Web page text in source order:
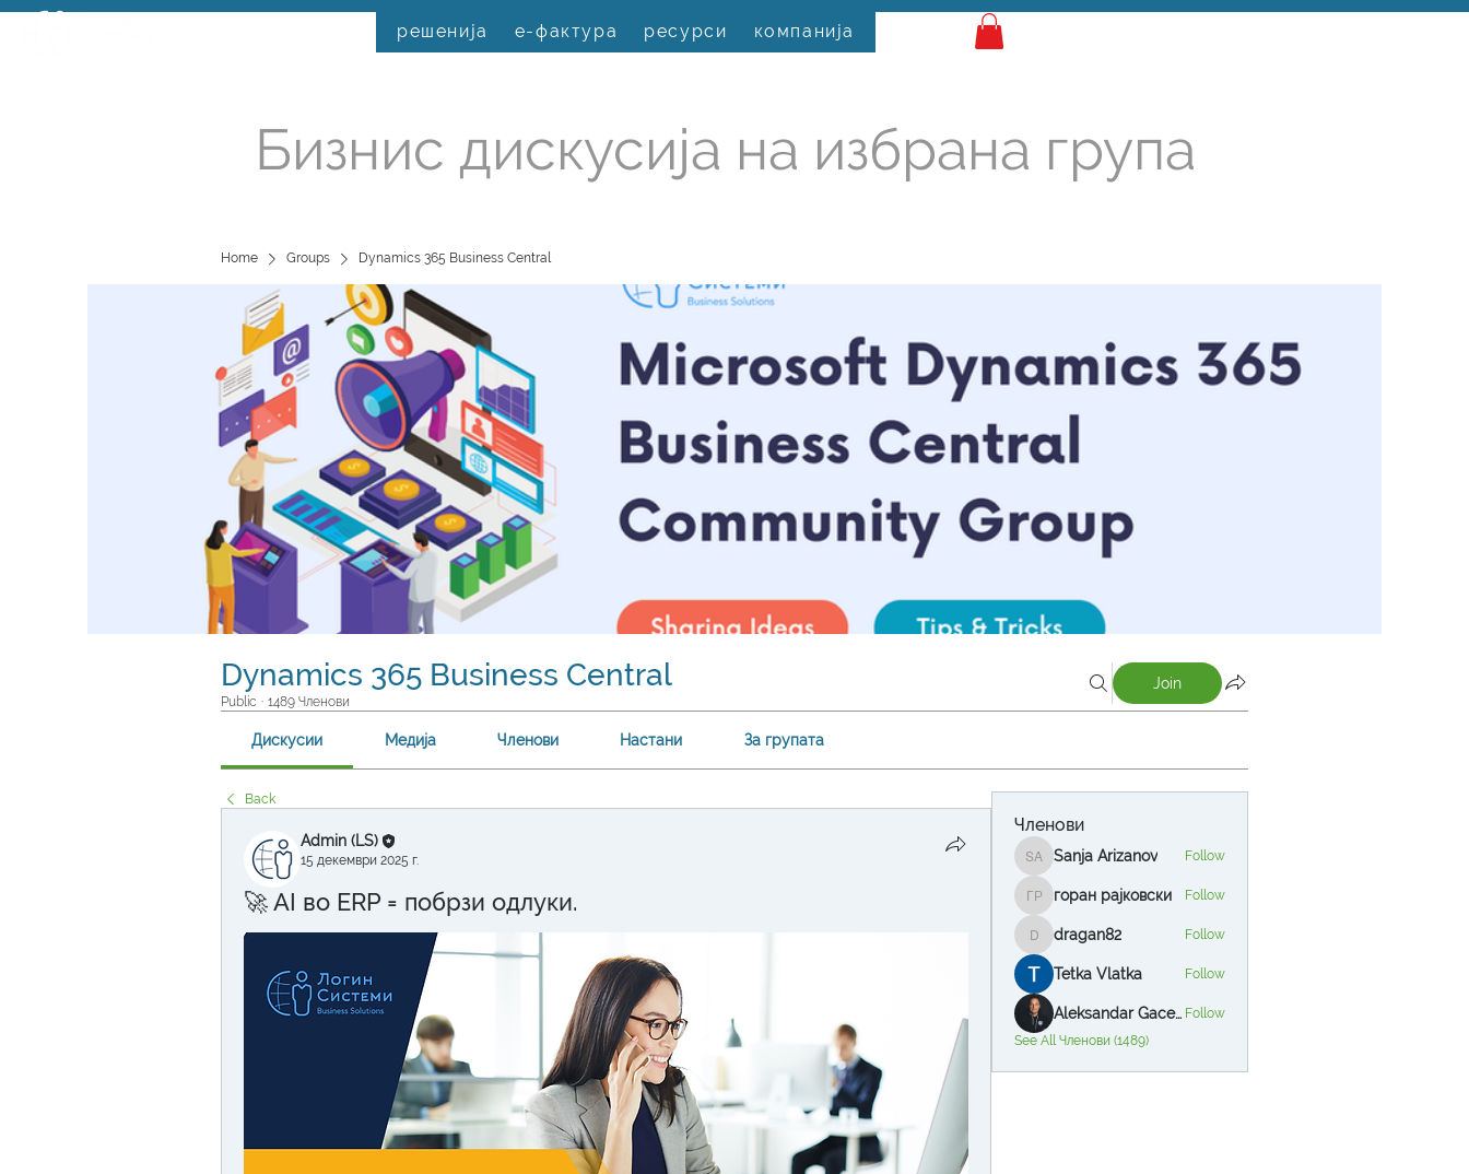
решенија е-фактура ресурси компанија
Бизнис дискусија на избрана група
Home Groups Dynamics 365 Business Central
Dynamics 365 Business Central
Public · 1489 Членови
Join
Дискусии Медија Членови Настани За групата
Back
Admin (LS)
15 декември 2025 г.
🚀 AI во ERP = побрзи одлуки.
Членови
Sanja Arizanov
Sanja Arizanov Follow
горан рајковски
горан рајковски Follow
dragan82
dragan82 Follow
Tetka Vlatka Follow
Aleksandar Gacevski Follow
See All Членови (1489)